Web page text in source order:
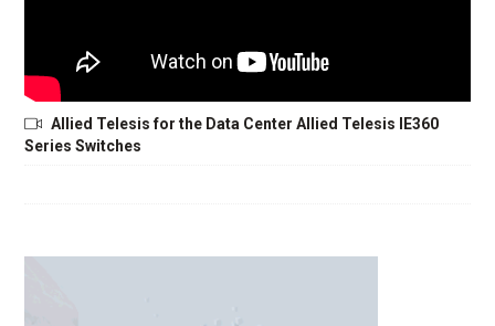
Allied Telesis for the Data Center Allied Telesis IE360
Series Switches